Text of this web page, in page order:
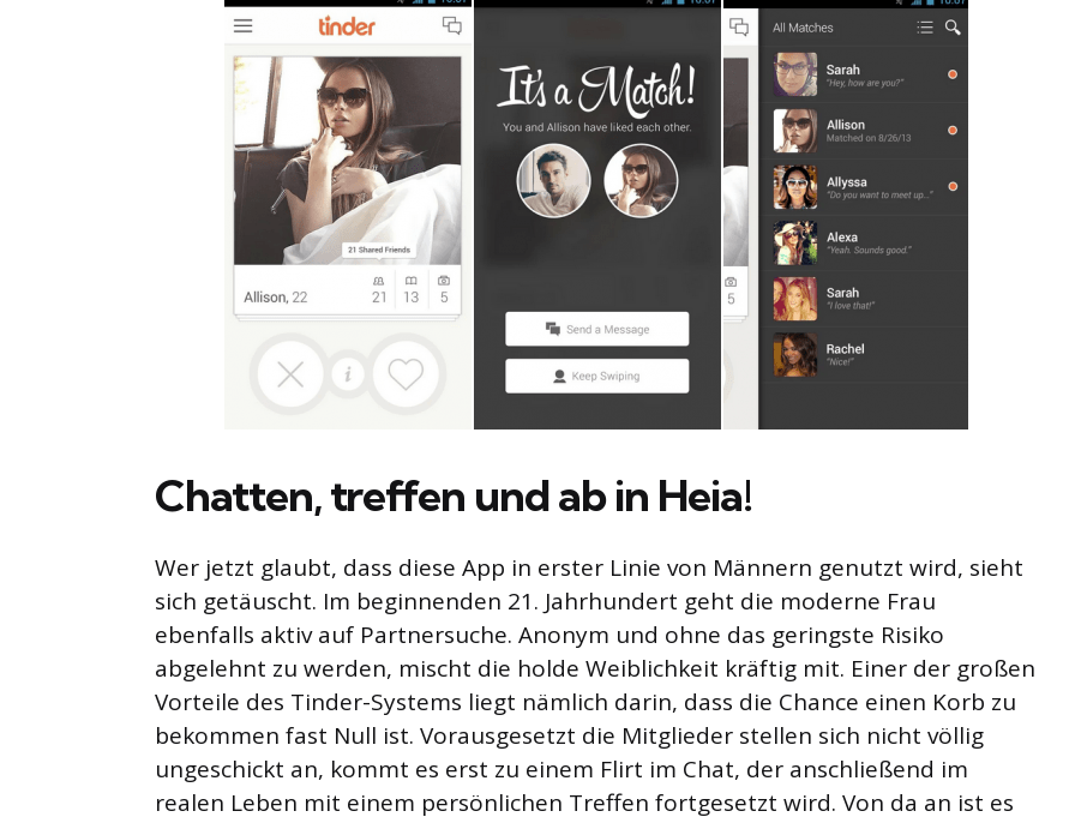
Chatten, treffen und ab in Heia!
Wer jetzt glaubt, dass diese App in erster Linie von Männern genutzt wird, sieht
sich getäuscht. Im beginnenden 21. Jahrhundert geht die moderne Frau
ebenfalls aktiv auf Partnersuche. Anonym und ohne das geringste Risiko
abgelehnt zu werden, mischt die holde Weiblichkeit kräftig mit. Einer der großen
Vorteile des Tinder-Systems liegt nämlich darin, dass die Chance einen Korb zu
bekommen fast Null ist. Vorausgesetzt die Mitglieder stellen sich nicht völlig
ungeschickt an, kommt es erst zu einem Flirt im Chat, der anschließend im
realen Leben mit einem persönlichen Treffen fortgesetzt wird. Von da an ist es